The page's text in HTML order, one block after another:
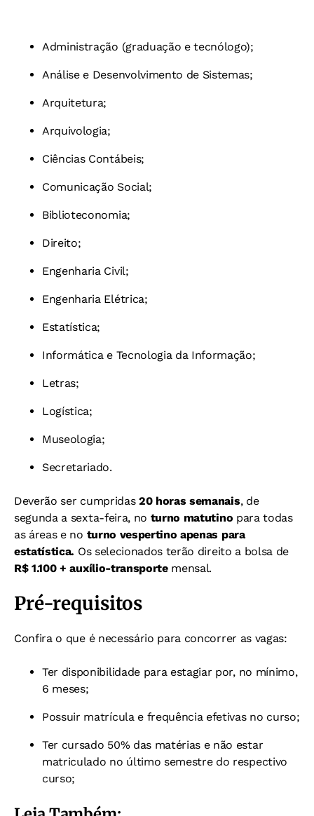
Administração (graduação e tecnólogo);
Análise e Desenvolvimento de Sistemas;
Arquitetura;
Arquivologia;
Ciências Contábeis;
Comunicação Social;
Biblioteconomia;
Direito;
Engenharia Civil;
Engenharia Elétrica;
Estatística;
Informática e Tecnologia da Informação;
Letras;
Logística;
Museologia;
Secretariado.
Deverão ser cumpridas 20 horas semanais, de
segunda a sexta-feira, no turno matutino para todas
as áreas e no turno vespertino apenas para
estatística. Os selecionados terão direito a bolsa de
R$ 1.100 + auxílio-transportemensal.
Pré-requisitos
Confira o que é necessário para concorrer as vagas:
Ter disponibilidade para estagiar por, no mínimo,
6 meses;
Possuir matrícula e frequência efetivas no curso;
Ter cursado 50% das matérias e não estar
matriculado no último semestre do respectivo
curso;